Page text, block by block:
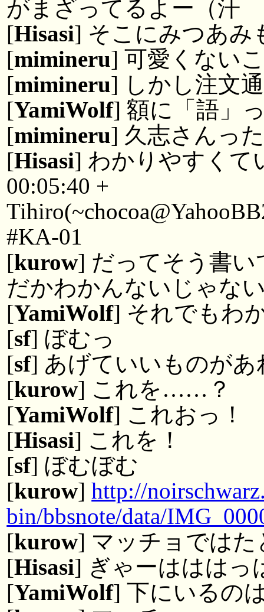
がまざってるよー（汗
[Hisasi] そこにみつあみ
[mimineru] 可愛くない
[mimineru] しかし注文
[YamiWolf] 額に「語」
[mimineru] 久志さんっ
[Hisasi] わかりやすくて
00:05:40 +
#KA-01
[kurow] だってそう書
だかわかんないじゃな
[YamiWolf] それでもわ
[sf] ぼむっ
[sf] あげていいものが
[kurow] これを……？
[YamiWolf] これおっ！
[Hisasi] これを！
[sf] ぼむぼむ
[kurow]http://
bin/bbsnote/data/
[kurow] マッチョではた
[Hisasi] ぎゃーはははっ
[YamiWolf] 下にいるの